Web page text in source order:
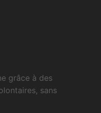
grâce à des
sans